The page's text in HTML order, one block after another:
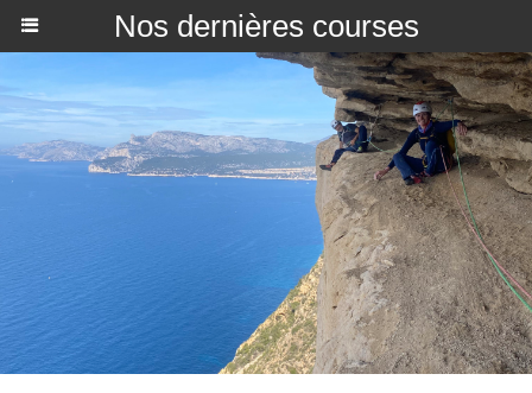
Nos dernières courses